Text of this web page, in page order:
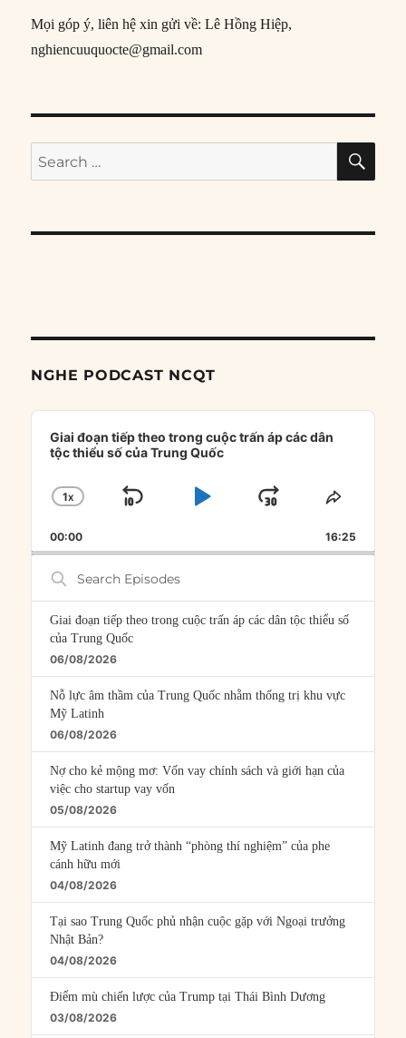
Mọi góp ý, liên hệ xin gửi về: Lê Hồng Hiệp,
nghiencuuquocte@gmail.com
Search
for:
NGHE PODCAST NCQT
Audio
Player
Giai đoạn tiếp theo trong cuộc trấn áp các dân
tộc thiểu số của Trung Quốc
CHANGE
RATE
1X
SKIP
PLAYJUMP
FORWARD
SHARE
00:00 16:25
Search
Episodes
Giai đoạn tiếp theo trong cuộc trấn áp các dân tộc thiểu số
của Trung Quốc
06/08/2026
Nỗ lực âm thầm của Trung Quốc nhằm thống trị khu vực
Mỹ Latinh
06/08/2026
Nợ cho kẻ mộng mơ: Vốn vay chính sách và giới hạn của
việc cho startup vay vốn
05/08/2026
Mỹ Latinh đang trở thành “phòng thí nghiệm” của phe
cánh hữu mới
04/08/2026
Tại sao Trung Quốc phủ nhận cuộc gặp với Ngoại trưởng
Nhật Bản?
04/08/2026
Điểm mù chiến lược của Trump tại Thái Bình Dương
03/08/2026